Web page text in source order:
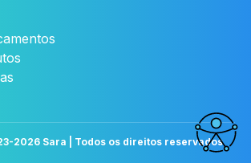
2026 Sara | Todos os direitos reservados